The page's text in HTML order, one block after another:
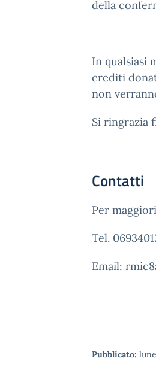
della
In qualsiasi
crediti
non
Si ringrazia
Contatti
Per
Tel.
Email:
Pubblicato: